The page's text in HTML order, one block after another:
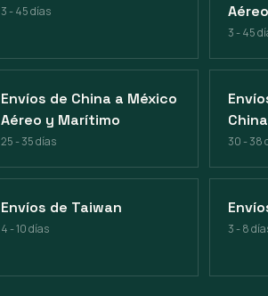
3 - 45 días
3 - 45
Envíos de China a México
Aéreo y Marítimo
25 - 35 días
China
30 - 38
Envíos de Taiwan
4 - 10 días 3 - 8